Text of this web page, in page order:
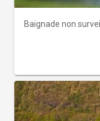
Baignade non